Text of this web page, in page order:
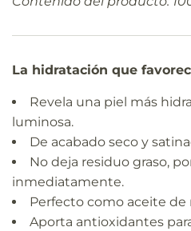
La hidratación que
Revela una piel más
luminosa.
De acabado seco y
No deja residuo graso,
inmediatamente.
Perfecto como aceite de
Aporta antioxidantes